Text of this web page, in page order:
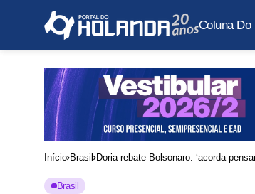
Coluna Do
Início Brasil Doria rebate Bolsonaro: ‘acorda
Brasil